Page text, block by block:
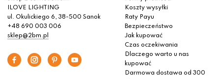
ILOVE LIGHTING
ul. Okulickiego 6, 38-500 Sanok
+48 690 003 006
sklep@2bm.pl
Koszty wysyłki
Raty Payu
Bezpieczeństwo
Jak kupować
Czas oczekiwania
Dlaczego warto u nas
kupować
Darmowa dostawa od 300